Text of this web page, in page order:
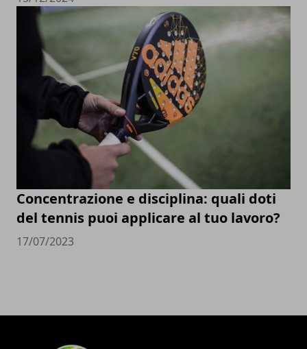
Concentrazione e disciplina: quali doti
del tennis puoi applicare al tuo lavoro?
17/07/2023